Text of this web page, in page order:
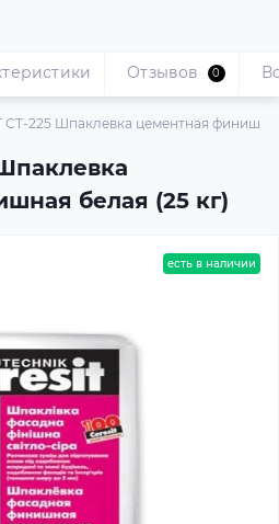
CT-225 Шпаклевка цементная
белая (25 кг)
Отзывов 0
есть в наличии